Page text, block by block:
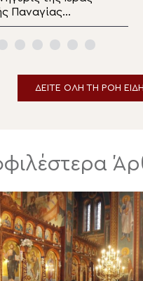
Παναγίας
ΔΕΙΤΕ ΟΛΗ ΤΗ ΡΟΗ